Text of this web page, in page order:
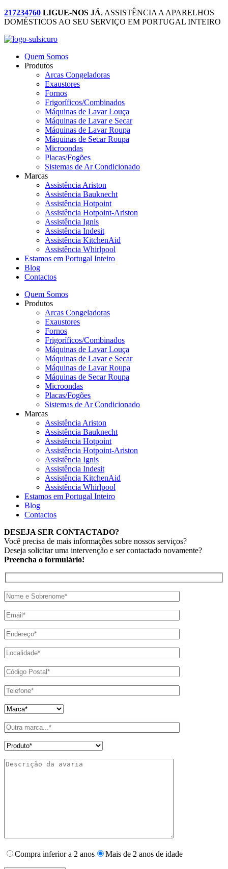
217234760 LIGUE-NOS JÁ, ASSISTÊNCIA A APARELHOS
DOMÉSTICOS AO SEU SERVIÇO EM PORTUGAL INTEIRO
Quem Somos
Produtos
Arcas Congeladoras
Exaustores
Fornos
Frigoríficos/Combinados
Máquinas de Lavar Louça
Máquinas de Lavar e Secar
Máquinas de Lavar Roupa
Máquinas de Secar Roupa
Microondas
Placas/Fogões
Sistemas de Ar Condicionado
Marcas
Assistência Ariston
Assistência Bauknecht
Assistência Hotpoint
Assistência Hotpoint-Ariston
Assistência Ignis
Assistência Indesit
Assistência KitchenAid
Assistência Whirlpool
Estamos em Portugal Inteiro
Blog
Contactos
Quem Somos
Produtos
Arcas Congeladoras
Exaustores
Fornos
Frigoríficos/Combinados
Máquinas de Lavar Louça
Máquinas de Lavar e Secar
Máquinas de Lavar Roupa
Máquinas de Secar Roupa
Microondas
Placas/Fogões
Sistemas de Ar Condicionado
Marcas
Assistência Ariston
Assistência Bauknecht
Assistência Hotpoint
Assistência Hotpoint-Ariston
Assistência Ignis
Assistência Indesit
Assistência KitchenAid
Assistência Whirlpool
Estamos em Portugal Inteiro
Blog
Contactos
DESEJA SER CONTACTADO?
Você precisa de mais informações sobre nossos serviços?
Deseja solicitar uma intervenção e ser contactado novamente?
Preencha o formulário!
Compra inferior a 2 anos Mais de 2 anos de idade